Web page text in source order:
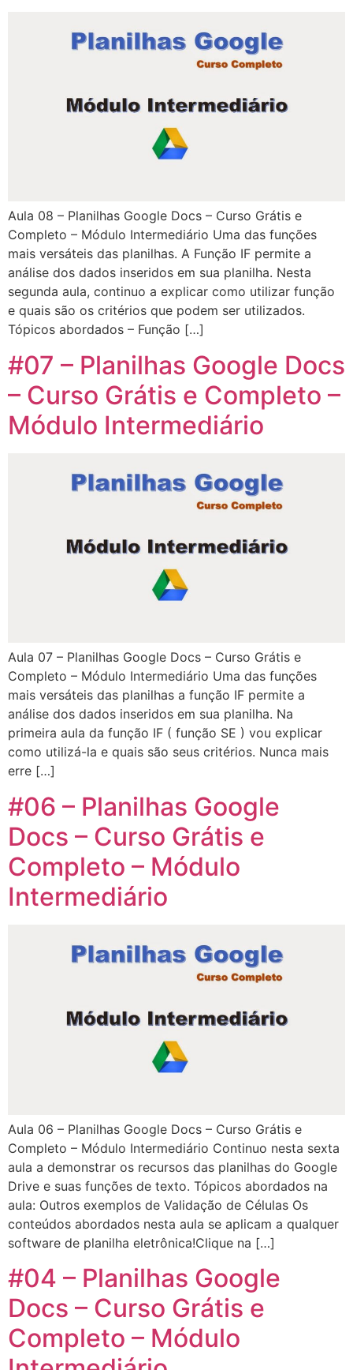
Aula 08 – Planilhas Google Docs – Curso Grátis e
Completo – Módulo Intermediário Uma das funções
mais versáteis das planilhas. A Função IF permite a
análise dos dados inseridos em sua planilha. Nesta
segunda aula, continuo a explicar como utilizar função
e quais são os critérios que podem ser utilizados.
Tópicos abordados – Função […]
#07 – Planilhas Google Docs
– Curso Grátis e Completo –
Módulo Intermediário
Aula 07 – Planilhas Google Docs – Curso Grátis e
Completo – Módulo Intermediário Uma das funções
mais versáteis das planilhas a função IF permite a
análise dos dados inseridos em sua planilha. Na
primeira aula da função IF ( função SE ) vou explicar
como utilizá-la e quais são seus critérios. Nunca mais
erre […]
#06 – Planilhas Google
Docs – Curso Grátis e
Completo – Módulo
Intermediário
Aula 06 – Planilhas Google Docs – Curso Grátis e
Completo – Módulo Intermediário Continuo nesta sexta
aula a demonstrar os recursos das planilhas do Google
Drive e suas funções de texto. Tópicos abordados na
aula: Outros exemplos de Validação de Células Os
conteúdos abordados nesta aula se aplicam a qualquer
software de planilha eletrônica!Clique na […]
#04 – Planilhas Google
Docs – Curso Grátis e
Completo – Módulo